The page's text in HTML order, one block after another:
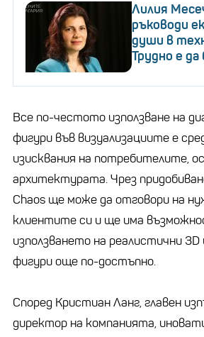
Лилия
ръководи
души в
Трудно е
Все по-честото използване на
фигури във визуализациите е
изисквания на потребителите,
архитектурата. Чрез
Chaos ще може да отговори на
клиентите си и ще има
използването на реалистични
фигури още по-достъпно.
Според Кристиан Ланг, главен
директор на компанията,